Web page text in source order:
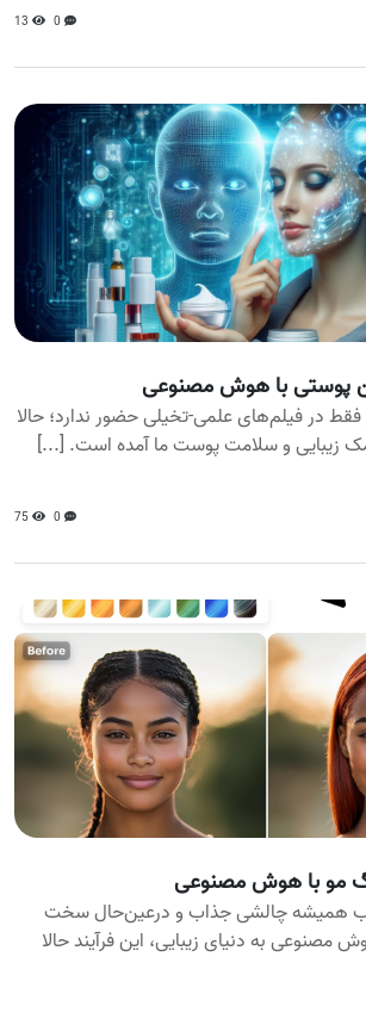
0
13
پوستی با هوش مصنوعی
در فیلم‌های علمی-تخیلی حضور ندارد؛ حالا
زیبایی و سلامت پوست ما آمده است. [...]
0
75
مو با هوش مصنوعی
همیشه چالشی جذاب و درعین‌حال سخت
مصنوعی به دنیای زیبایی، این فرآیند حالا